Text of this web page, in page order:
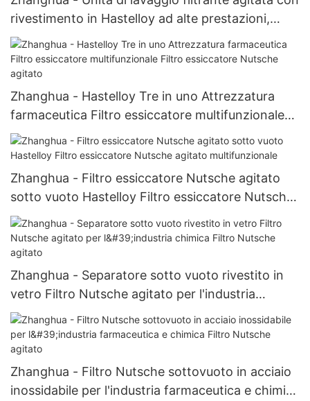
rivestimento in Hastelloy ad alte prestazioni,
serbatoio di miscelazione, filtro Nutsche agitato
Zhanghua - Hastelloy Tre in uno Attrezzatura
farmaceutica Filtro essiccatore multifunzionale
Filtro essiccatore Nutsche agitato
Zhanghua - Filtro essiccatore Nutsche agitato
sotto vuoto Hastelloy Filtro essiccatore Nutsche
agitato multifunzionale
Zhanghua - Separatore sotto vuoto rivestito in
vetro Filtro Nutsche agitato per l'industria
chimica Filtro Nutsche agitato
Zhanghua - Filtro Nutsche sottovuoto in acciaio
inossidabile per l'industria farmaceutica e chimica